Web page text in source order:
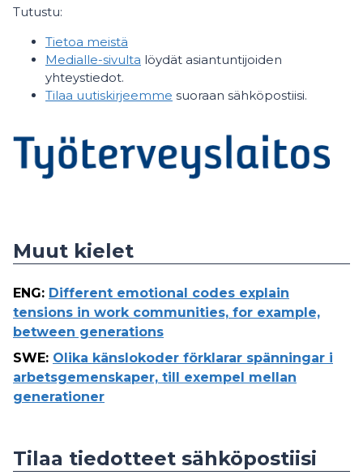
Tutustu:
Tietoa meistä
Medialle-sivulta löydät asiantuntijoiden
yhteystiedot.
Tilaa uutiskirjeemme suoraan sähköpostiisi.
Muut kielet
ENG: Different emotional codes explain
tensions in work communities, for example,
between generations
SWE: Olika känslokoder förklarar spänningar i
arbetsgemenskaper, till exempel mellan
generationer
Tilaa tiedotteet sähköpostiisi